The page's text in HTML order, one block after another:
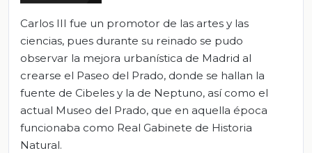
Carlos III fue un promotor de las artes y las
ciencias, pues durante su reinado se pudo
observar la mejora urbanística de Madrid al
crearse el Paseo del Prado, donde se hallan la
fuente de Cibeles y la de Neptuno, así como el
actual Museo del Prado, que en aquella época
funcionaba como Real Gabinete de Historia
Natural.